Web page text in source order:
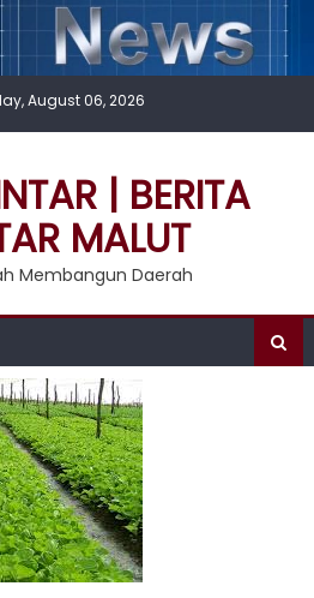
August 06, 2026
| BERITA
MALUT
Membangun Daerah